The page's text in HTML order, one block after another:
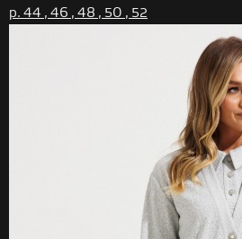
р. 44 , 46 , 48 , 50 , 52